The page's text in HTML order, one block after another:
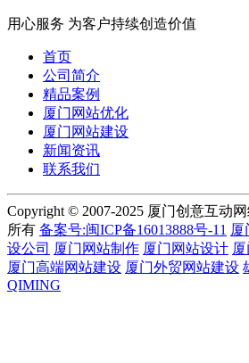
用心服务 为客户持续创造价值
首页
公司简介
精品案例
厦门网站优化
厦门网站建设
新闻资讯
联系我们
Copyright © 2007-2025 厦门创意互动
所有 备案号:闽ICP备16013888号-11 厦
设公司 厦门网站制作 厦门网站设计
厦门高端网站建设 厦门外贸网站建设
QIMING